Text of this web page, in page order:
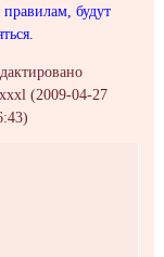
правилам, будут
(2009-04-27